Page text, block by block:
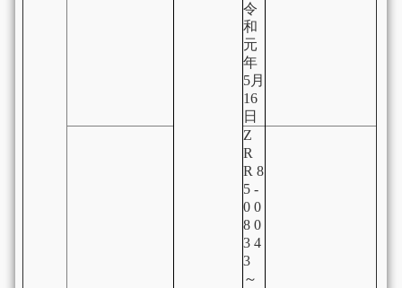
令
和
元
年
5月
16
日
Z
R
R 8
5 -
0 0
8 0
3 4
3
～